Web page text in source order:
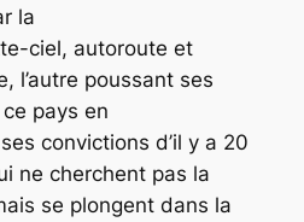
la
ciel, autoroute et
l’autre poussant ses
pays en
convictions d’il y a 20
ne cherchent pas la
se plongent dans la